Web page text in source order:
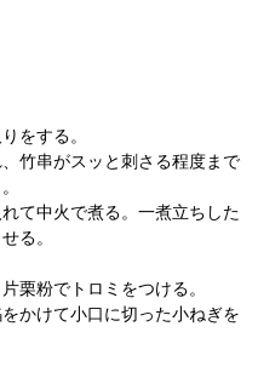
をする。
竹串がスッと刺さる程度まで
て中火で煮る。一煮立ちした
る。
栗粉でトロミをつける。
かけて小口に切った小ねぎを